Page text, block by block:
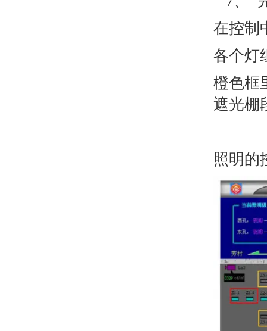
在控制
各个灯
橙色框
遮光棚
照明的